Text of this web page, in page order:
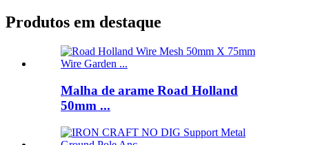
Produtos em destaque
Malha de arame Road Holland
50mm ...